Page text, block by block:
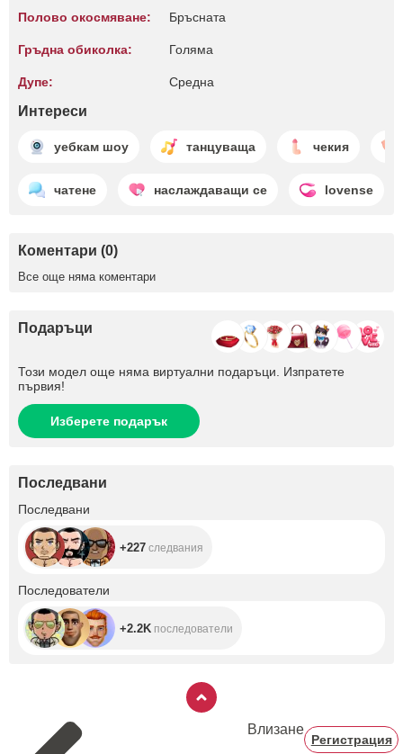
Полово окосмяване: Бръсната
Гръдна обиколка: Голяма
Дупе: Среднa
Интереси
уебкам шоу танцуваща чекия
чатене наслаждаващи се lovense
Коментари (0)
Все още няма коментари
Подаръци
Този модел още няма виртуални подаръци. Изпратете
първия!
Изберете подарък
Последвани
Последвани
+227 следвания
Последователи
+2.2K последователи
Влизане
Регистрация